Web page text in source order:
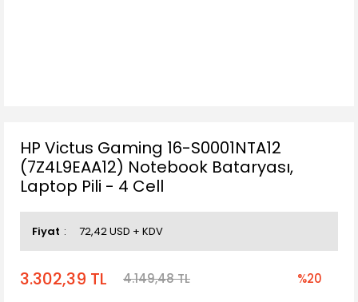
HP Victus Gaming 16-S0001NTA12
(7Z4L9EAA12) Notebook Bataryası,
Laptop Pili - 4 Cell
Fiyat 72,42 USD + KDV
3.302,39 TL 4.149,48 TL %20